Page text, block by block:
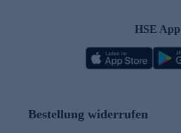
HSE App
Bestellung widerrufen